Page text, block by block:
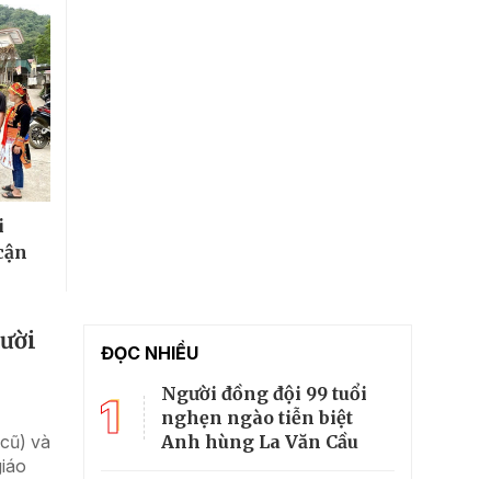
và
ĐỌC NHIỀU
1
Người đồng đội 99 tuổi
nghẹn ngào tiễn biệt
Anh hùng La Văn Cầu